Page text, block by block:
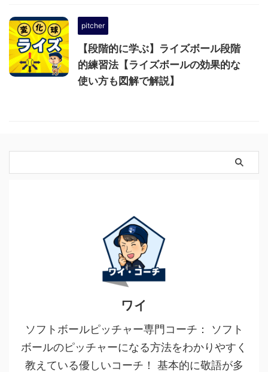
pitcher
【段階的に学ぶ】ライズボール段階
的練習法【ライズボールの効果的な
使い方も図解で解説】
ワイ
ソフトボールピッチャー専門コーチ： ソフト
ボールのピッチャーになる方法をわかりやすく
教えている優しいコーチ！ 基本的に敬語が多